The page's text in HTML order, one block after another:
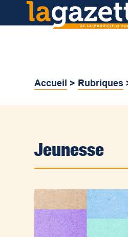
Accueil > Rubriques
Jeunesse